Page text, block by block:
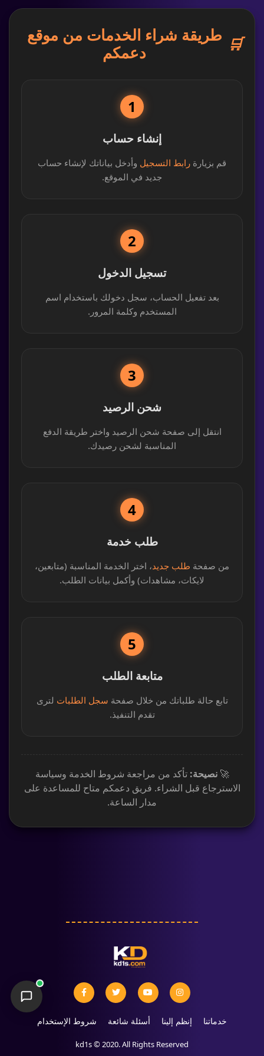
🛒 طريقة شراء الخدمات من موقع
دعمكم
1
إنشاء حساب
قم بزيارة رابط التسجيل وأدخل بياناتك لإنشاء حساب
جديد في الموقع.
2
تسجيل الدخول
بعد تفعيل الحساب، سجل دخولك باستخدام اسم
المستخدم وكلمة المرور.
3
شحن الرصيد
انتقل إلى صفحة شحن الرصيد واختر طريقة الدفع
المناسبة لشحن رصيدك.
4
طلب خدمة
من صفحة طلب جديد، اختر الخدمة المناسبة (متابعين،
لايكات، مشاهدات) وأكمل بيانات الطلب.
5
متابعة الطلب
تابع حالة طلباتك من خلال صفحة سجل الطلبات لترى
تقدم التنفيذ.
🚀نصيحة:تأكد من مراجعة شروط الخدمة وسياسة
الاسترجاع قبل الشراء. فريق دعمكم متاح للمساعدة على
مدار الساعة.
خدماتنا إنظم إلينا أسئلة شائعة شروط الإستخدام
kd1s © 2020. All Rights Reserved